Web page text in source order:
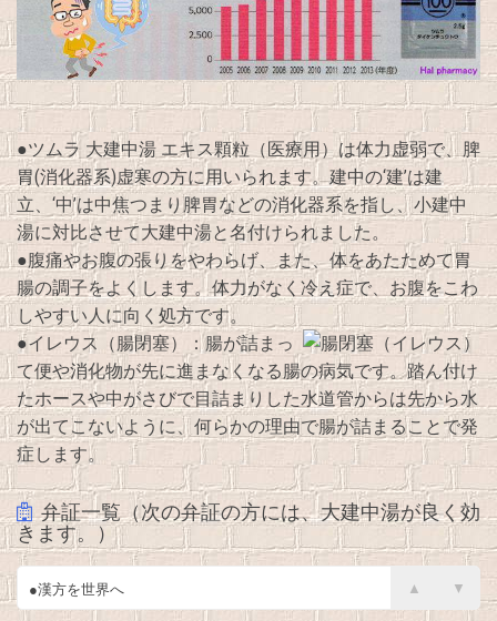
●ツムラ 大建中湯 エキス顆粒（医療用）は体力虚弱で、脾
胃(消化器系)虚寒の方に用いられます。建中の‘建’は建
立、‘中’は中焦つまり脾胃などの消化器系を指し、小建中
湯に対比させて大建中湯と名付けられました。
●腹痛やお腹の張りをやわらげ、また、体をあたためて胃
腸の調子をよくします。体力がなく冷え症で、お腹をこわ
しやすい人に向く処方です。
●イレウス（腸閉塞）：腸が詰まっ
て便や消化物が先に進まなくなる腸の病気です。踏ん付け
たホースや中がさびで目詰まりした水道管からは先から水
が出てこないように、何らかの理由で腸が詰まることで発
症します。
弁証一覧（次の弁証の方には、大建中湯が良く効
きます。）
●漢方を世界へ ▲ ▼